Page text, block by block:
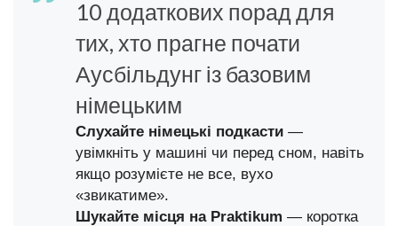
10 додаткових порад для
тих, хто прагне почати
Аусбільдунг із базовим
німецьким
Слухайте німецькі подкасти —
увімкніть у машині чи перед сном, навіть
якщо розумієте не все, вухо
«звикатиме».
Шукайте місця на Praktikum — коротка